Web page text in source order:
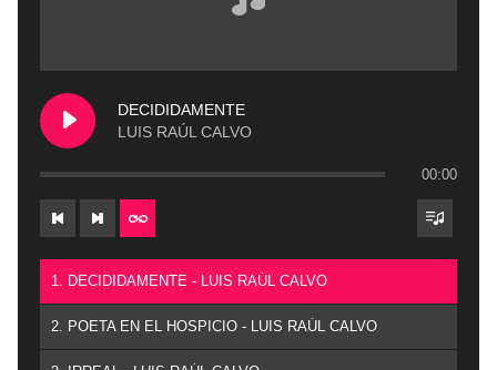
DECIDIDAMENTE
LUIS RAÚL CALVO
00:00
1. DECIDIDAMENTE - LUIS RAÚL CALVO
2. POETA EN EL HOSPICIO - LUIS RAÚL CALVO